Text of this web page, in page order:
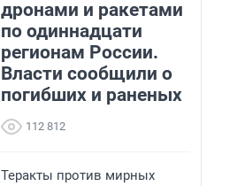
дронами и ракетами
по одиннадцати
регионам России.
Власти сообщили о
погибших и раненых
112 812
Теракты против мирных